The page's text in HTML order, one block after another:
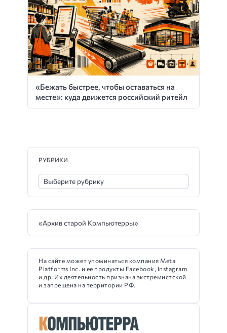
«Бежать быстрее, чтобы оставаться на
месте»: куда движется российский ритейл
РУБРИКИ
«Архив старой Компьютерры»
На сайте может упоминаться компания Meta
Platforms Inc. и ее продукты Facebook, Instagram
и др. Их деятельность признана экстремистской
и запрещена на территории РФ.